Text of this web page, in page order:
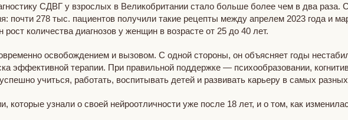
СДВГ у взрослых в Великобритании стало больше более чем в два
почти 278 тыс. пациентов получили такие рецепты между апрелем 2023 года и
количества диагнозов у женщин в возрасте от 25 до 40 лет.
освобождением и вызовом. С одной стороны, он объясняет годы
эффективной терапии. При правильной поддержке — психообразовании,
учиться, работать, воспитывать детей и развивать карьеру в самых
которые узнали о своей нейроотличности уже после 18 лет, и о том, как